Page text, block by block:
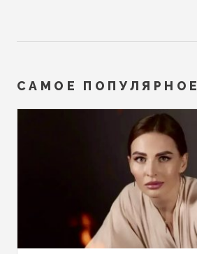
САМОЕ ПОПУЛЯРНОЕ